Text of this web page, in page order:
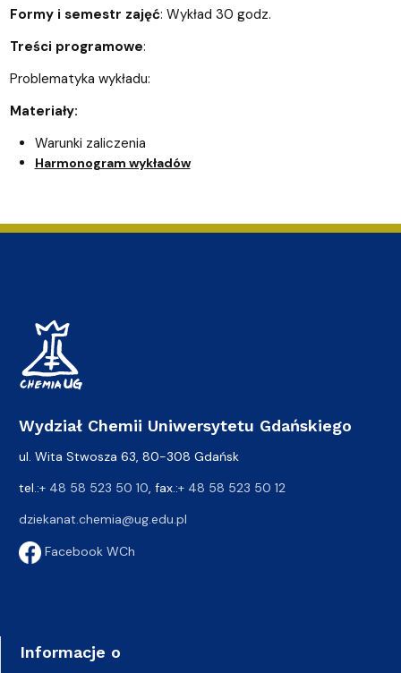
Formy i semestr zajęć: Wykład 30 godz.
Treści programowe:
Problematyka wykładu:
Materiały:
Warunki zaliczenia
Harmonogram wykładów
Wydział Chemii Uniwersytetu Gdańskiego
ul. Wita Stwosza 63, 80-308 Gdańsk
tel.:+ 48 58 523 50 10 , fax.:+ 48 58 523 50 12
dziekanat.chemia@ug.edu.pl
Facebook WCh
Informacje o